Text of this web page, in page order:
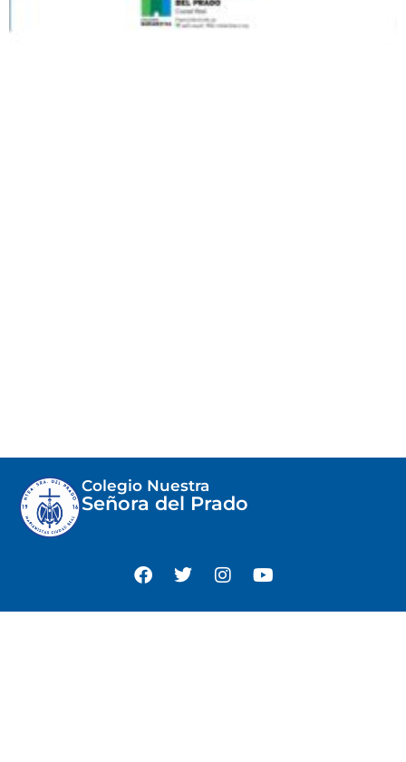
Colegio Nuestra
Señora del Prado